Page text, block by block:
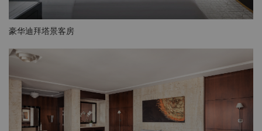
豪华迪拜塔景客房